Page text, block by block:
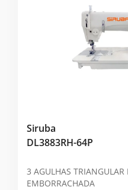
Siruba
DL3883RH-64P
3 AGULHAS
EMBORRACHADA